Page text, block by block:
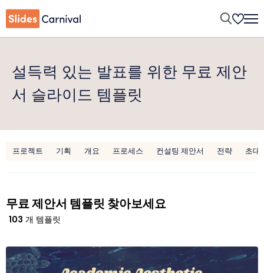
설득력 있는 발표를 위한 무료 제안
서 슬라이드 템플릿
프로젝트 기획 개요 프로세스 컨설팅 제안서 전략 초대
무료 제안서 템플릿 찾아보세요
103 개 템플릿